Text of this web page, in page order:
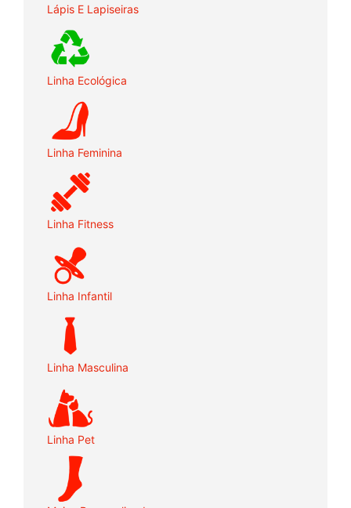
Lápis E Lapiseiras
Linha Ecológica
Linha Feminina
Linha Fitness
Linha Infantil
Linha Masculina
Linha Pet